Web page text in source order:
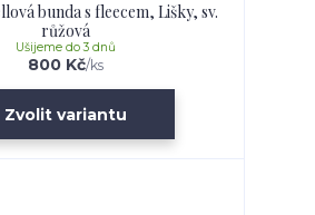
bunda s fleecem, Lišky, sv.
růžová
800 Kč/ks
Ušijeme do 3 dnů
Zvolit variantu